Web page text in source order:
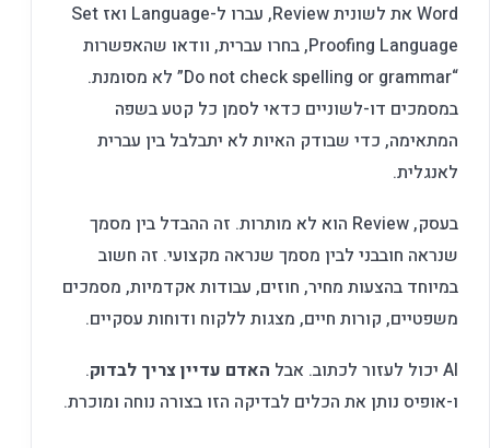
Word את לשונית Review, עברו ל-Language ואז Set
Proofing Language, בחרו עברית, וודאו שהאפשרות
“Do not check spelling or grammar” לא מסומנת.
במסמכים דו-לשוניים כדאי לסמן כל קטע בשפה
המתאימה, כדי שבודק האיות לא יתבלבל בין עברית
לאנגלית.
בעסק, Review הוא לא מותרות. זה ההבדל בין מסמך
שנראה חובבני לבין מסמך שנראה מקצועי. זה חשוב
במיוחד בהצעות מחיר, חוזים, עבודות אקדמיות, מסמכים
משפטיים, קורות חיים, מצגות ללקוח ודוחות עסקיים.
AI יכול לעזור לכתוב. אבל
האדם עדיין צריך לבדוק.
ו-אופיס נותן את הכלים לבדיקה הזו בצורה נוחה ומוכרת.